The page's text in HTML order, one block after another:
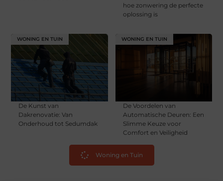
hoe zonwering de perfecte
oplossing is
WONING EN TUIN
De Kunst van
Dakrenovatie: Van
Onderhoud tot Sedumdak
WONING EN TUIN
De Voordelen van
Automatische Deuren: Een
Slimme Keuze voor
Comfort en Veiligheid
Woning en Tuin